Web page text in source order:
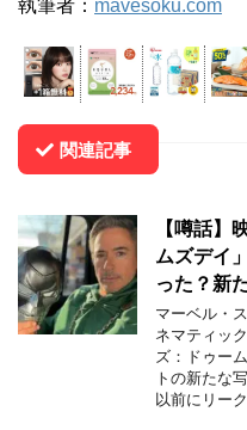
執筆者： mavesoku.com
関連記事
【噂話】
ムズデイ
った？新
マーベル・
ネマティッ
ズ：ドゥー
トの新たな
以前にリー